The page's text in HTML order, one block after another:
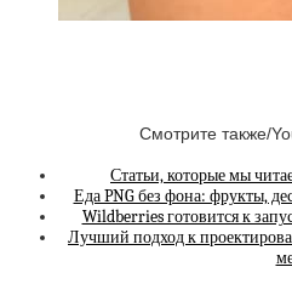
Смотрите также/
Статьи, которые мы
Еда PNG без фона: фрукты,
Wildberries готовится к
Лучший подход к